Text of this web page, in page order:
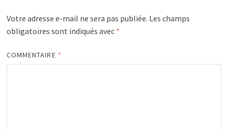
Votre adresse e-mail ne sera pas publiée. Les champs
obligatoires sont indiqués avec *
COMMENTAIRE *